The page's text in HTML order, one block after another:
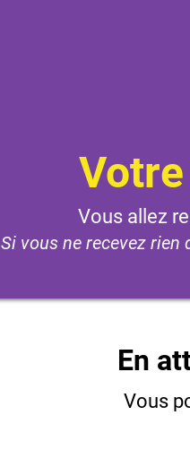
Vous allez
Si vous ne recevez rien
En
Vous